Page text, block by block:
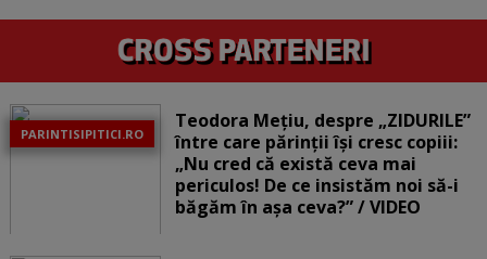
PARINTISIPITICI.RO
Teodora Mețiu, despre „ZIDURILE”
între care părinții își cresc copiii:
„Nu cred că există ceva mai
periculos! De ce insistăm noi să-i
băgăm în așa ceva?” / VIDEO